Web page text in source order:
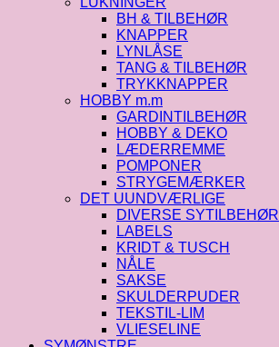
BH & TILBEHØR
KNAPPER
LYNLÅSE
TANG & TILBEHØR
TRYKKNAPPER
HOBBY m.m
GARDINTILBEHØR
HOBBY & DEKO
LÆDERREMME
POMPONER
STRYGEMÆRKER
DET UUNDVÆRLIGE
DIVERSE SYTILBEHØR
LABELS
KRIDT & TUSCH
NÅLE
SAKSE
SKULDERPUDER
TEKSTIL-LIM
VLIESELINE